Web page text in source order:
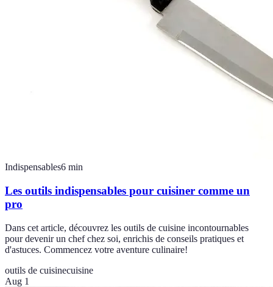
Indispensables6 min
Les outils indispensables pour cuisiner comme un
pro
Dans cet article, découvrez les outils de cuisine incontournables
pour devenir un chef chez soi, enrichis de conseils pratiques et
d'astuces. Commencez votre aventure culinaire!
outils de cuisinecuisine
Aug 1